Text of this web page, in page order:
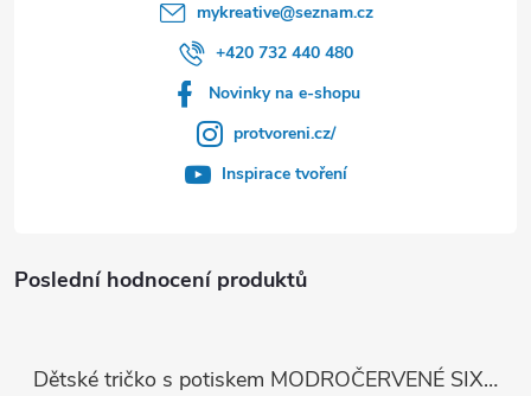
Poslední hodnocení produktů
Dětské tričko s potiskem MODROČERVENÉ SIX SEVEN 67
mykreative@seznam.cz
+420 732 440 480
Novinky na e-shopu
protvoreni.cz/
Inspirace tvoření